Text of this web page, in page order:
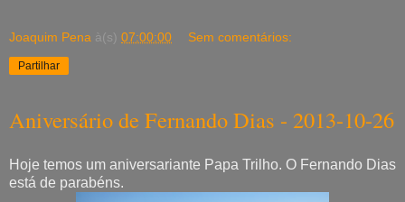
Joaquim Pena à(s) 07:00:00 Sem comentários:
Partilhar
Aniversário de Fernando Dias - 2013-10-26
Hoje temos um aniversariante Papa Trilho. O Fernando Dias
está de parabéns.